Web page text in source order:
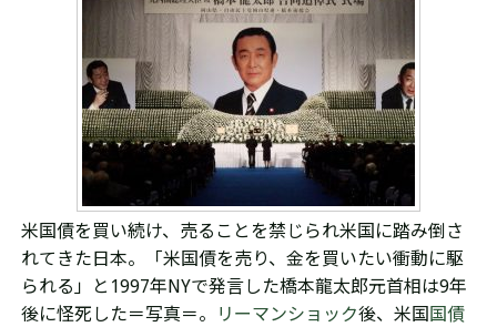
米国債を買い続け、売ることを禁じられ米国に踏み倒さ
れてきた日本。「米国債を売り、金を買いたい衝動に駆
られる」と1997年NYで発言した橋本龍太郎元首相は9年
後に怪死した＝写真＝。
リーマンショック後、米国 国債